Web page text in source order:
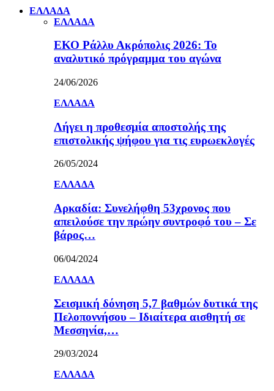
ΕΛΛΑΔΑ
ΕΛΛΑΔΑ
ΕΚΟ Ράλλυ Ακρόπολις 2026: Το
αναλυτικό πρόγραμμα του αγώνα
24/06/2026
ΕΛΛΑΔΑ
Λήγει η προθεσμία αποστολής της
επιστολικής ψήφου για τις ευρωεκλογές
26/05/2024
ΕΛΛΑΔΑ
Αρκαδία: Συνελήφθη 53χρονος που
απειλούσε την πρώην συντροφό του – Σε
βάρος…
06/04/2024
ΕΛΛΑΔΑ
Σεισμική δόνηση 5,7 βαθμών δυτικά της
Πελοποννήσου – Ιδιαίτερα αισθητή σε
Μεσσηνία,…
29/03/2024
ΕΛΛΑΔΑ